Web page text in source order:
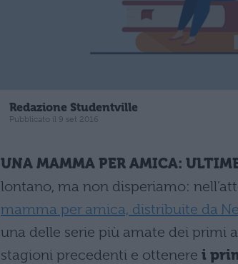
Redazione Studentville
Pubblicato il 9 set 2016
UNA MAMMA PER AMICA:
lontano, ma non disperiamo:
mamma per amica, distribuite da
una delle serie più amate dei primi
stagioni precedenti e ottenere i